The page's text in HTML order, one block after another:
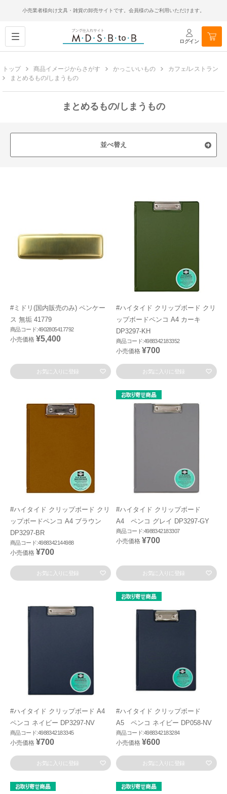
小売業者様向け文具・雑貨の卸売サイトです。会員様のみご利用いただけます。
ログイン
トップ 商品イメージからさがす かっこいいもの
カフェ/レストラン
まとめるもの/しまうもの
まとめるもの/しまうもの
並べ替え
#ミドリ(国内販売のみ) ペンケー
ス 無垢 41779
商品コード:4902805417792
小売価格 ¥5,400
お気に入りに登録
#ハイタイド クリップボード クリ
ップボードペンコ A4 カーキ
DP3297-KH
商品コード:4988342183352
小売価格 ¥700
お気に入りに登録
#ハイタイド クリップボード クリ
ップボードペンコ A4 ブラウン
DP3297-BR
商品コード:4988342144988
小売価格 ¥700
お気に入りに登録
#ハイタイド クリップボード
A4 ペンコ グレイ DP3297-GY
商品コード:4988342183307
小売価格 ¥700
お気に入りに登録
#ハイタイド クリップボード A4
ペンコ ネイビー DP3297-NV
商品コード:4988342183345
小売価格 ¥700
お気に入りに登録
#ハイタイド クリップボード
A5 ペンコ ネイビー DP058-NV
商品コード:4988342183284
小売価格 ¥600
お気に入りに登録